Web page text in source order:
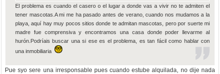
El problema es cuando el casero o el lugar a donde vas a vivir no te admiten el
tener mascotas.A mi me ha pasado antes de verano, cuando nos mudamos a la
playa, aquí hay muy pocos sitios donde te admitan mascotas, pero por suerte mi
madre fue comprensiva y encontramos una casa donde poder llevarme al
hurón.Podríais buscar una si ese es el problema, es tan fácil como hablar con
una inmobiliaria
Pue syo sere una irresponsable pues cuando estube alquilada, no dije nada